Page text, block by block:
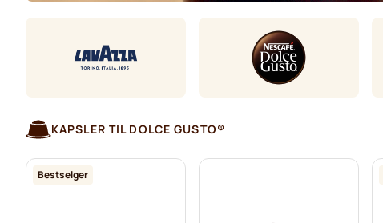
KAPSLER TIL DOLCE GUSTO®
Bestselger